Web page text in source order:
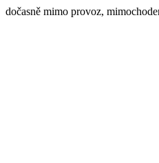
dočasně mimo provoz,